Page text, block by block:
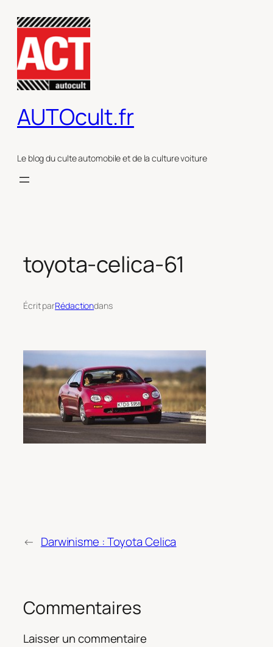
contenu
AUTOcult.fr
Le blog du culte automobile et de la culture voiture
toyota-celica-61
Écrit parRédactiondans
← Darwinisme : Toyota Celica
Commentaires
Laisser un commentaire